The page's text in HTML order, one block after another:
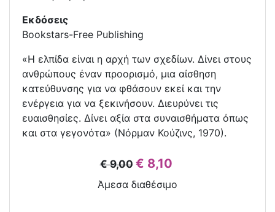
Εκδόσεις
Bookstars-Free Publishing
«Η ελπίδα είναι η αρχή των σχεδίων. Δίνει στους
ανθρώπους έναν προορισμό, μια αίσθηση
κατεύθυνσης για να φθάσουν εκεί και την
ενέργεια για να ξεκινήσουν. Διευρύνει τις
ευαισθησίες. Δίνει αξία στα συναισθήματα όπως
και στα γεγονότα» (Νόρμαν Κούζινς, 1970).
€ 9,00 € 8,10
Άμεσα διαθέσιμο